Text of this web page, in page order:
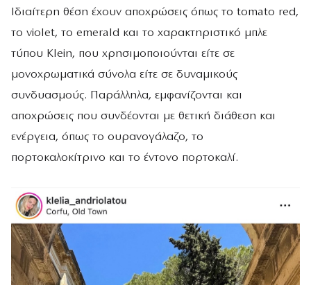
Ιδιαίτερη θέση έχουν αποχρώσεις όπως το tomato red,
το violet, το emerald και το χαρακτηριστικό μπλε
τύπου Klein, που χρησιμοποιούνται είτε σε
μονοχρωματικά σύνολα είτε σε δυναμικούς
συνδυασμούς. Παράλληλα, εμφανίζονται και
αποχρώσεις που συνδέονται με θετική διάθεση και
ενέργεια, όπως το ουρανογάλαζο, το
πορτοκαλοκίτρινο και το έντονο πορτοκαλί.